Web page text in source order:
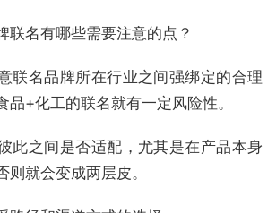
联名有哪些需要注意的点？
联名品牌所在行业之间强绑定的合理
品+化工的联名就有一定风险性。
此之间是否适配，尤其是在产品本身
则就会变成两层皮。